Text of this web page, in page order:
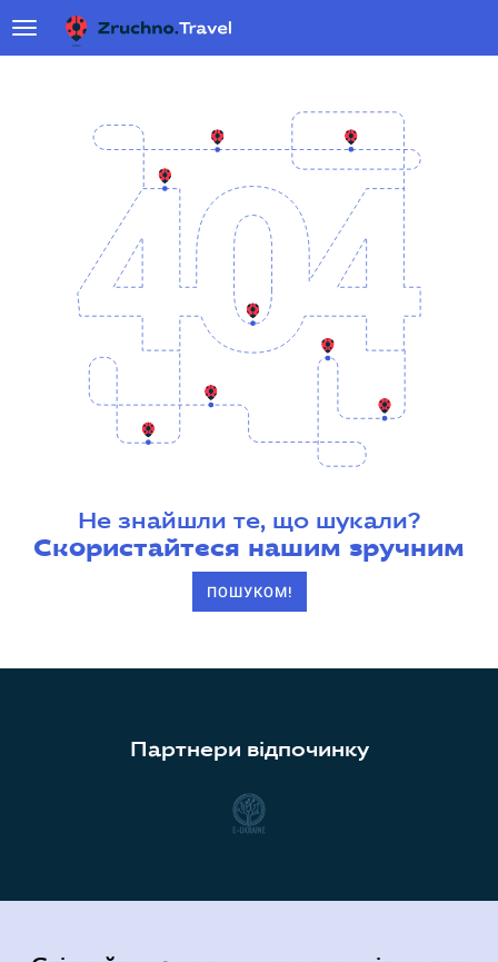
Не знайшли те, що шукали?
Скористайтеся нашим зручним
ПОШУКОМ!
Партнери відпочинку